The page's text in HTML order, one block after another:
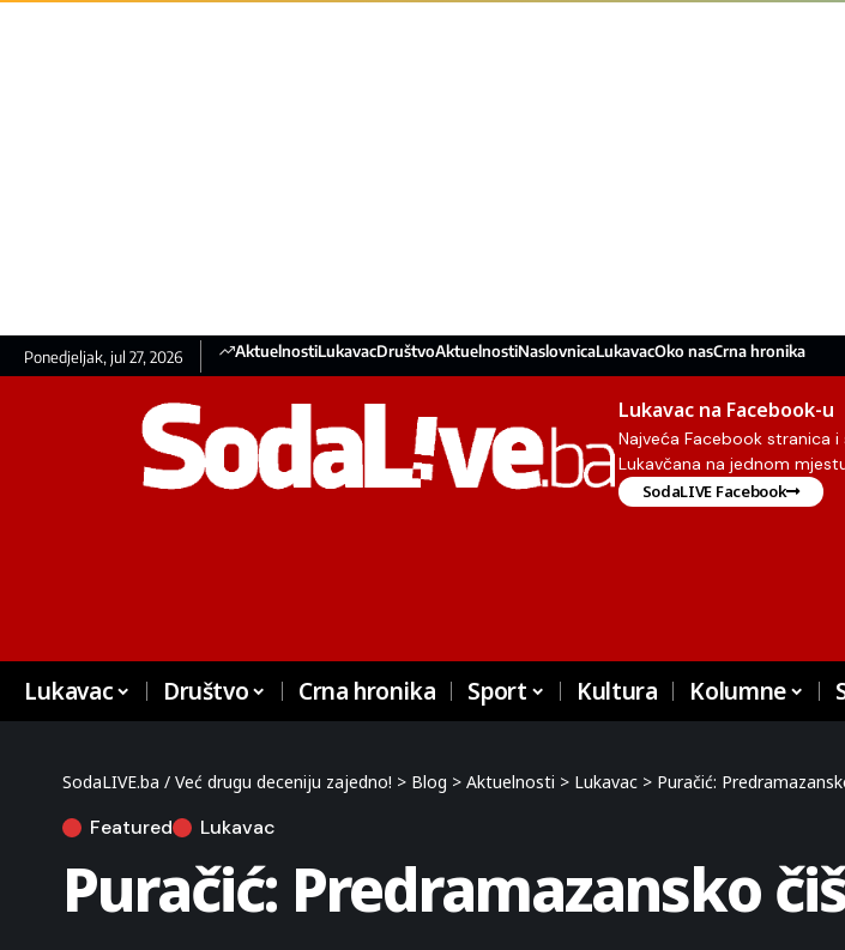
Ponedjeljak, jul 27, 2026 AktuelnostiLukavacDruštvoAktuelnostiNaslovnicaLukavacOko nasCrna hronika
Lukavac na Facebook-u
Najveća Facebook stranica i
Lukavčana na jednom
SodaLIVE Facebook
Lukavac Društvo Crna hronika Sport Kultura Kolumne
SodaLIVE.ba / Već drugu deceniju zajedno! > Blog > Aktuelnosti > Lukavac > Puračić:
Featured Lukavac
Puračić: Predramazansko